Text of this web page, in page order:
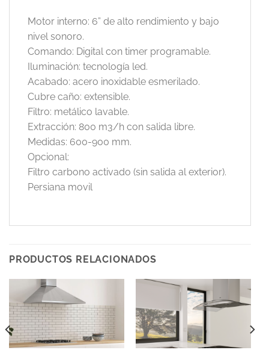
Motor interno: 6” de alto rendimiento y bajo
nivel sonoro.
Comando: Digital con timer programable.
Iluminación: tecnología led.
Acabado: acero inoxidable esmerilado.
Cubre caño: extensible.
Filtro: metálico lavable.
Extracción: 800 m3/h con salida libre.
Medidas: 600-900 mm.
Opcional:
Filtro carbono activado (sin salida al exterior).
Persiana movil
PRODUCTOS RELACIONADOS